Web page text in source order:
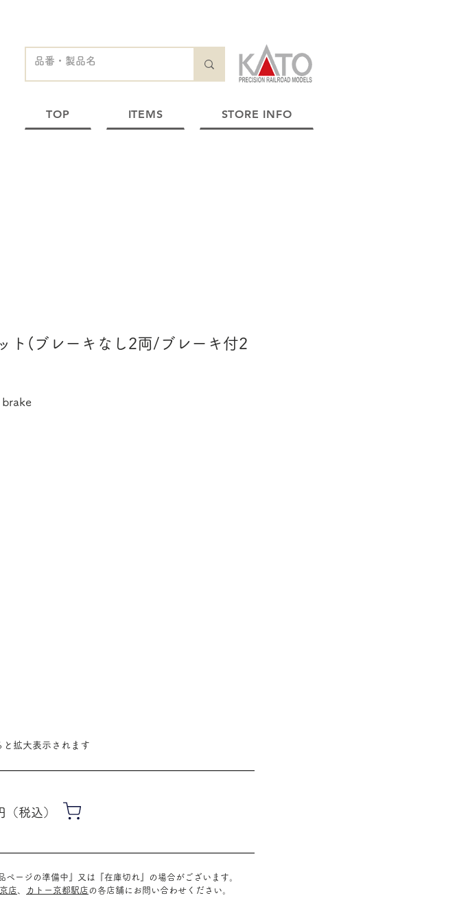
TOP ITEMS STORE INFO
ト(ブレーキなし2両/ブレーキ付2
と拡大表示されます
（税込）
ージの準備中』又は『在庫切れ』の場合がございます。
店 カトー京都駅店の 各店舗に お問い合わせください。